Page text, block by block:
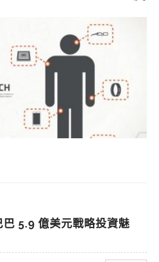
5.9 億美元戰略投資魅